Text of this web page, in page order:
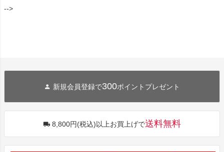
-->
新規会員登録で300ポイントプレゼント
8,800円(税込)以上お買上げで送料無料